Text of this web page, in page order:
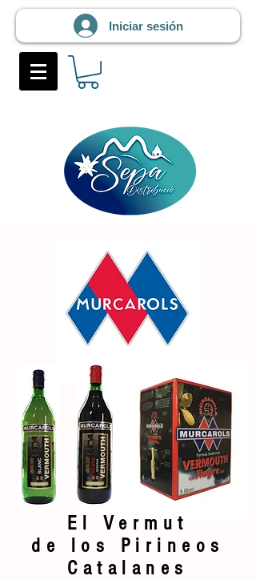
Iniciar sesión
El Vermut
de los Pirineos
Catalanes